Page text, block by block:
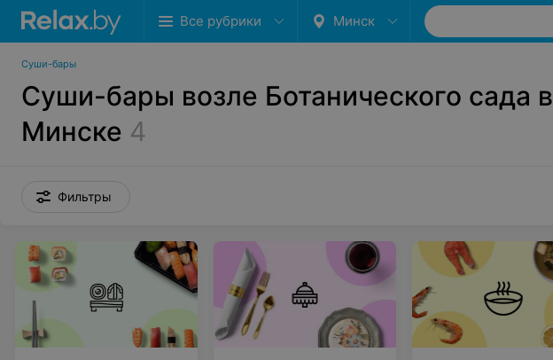
Все рубрики Минск
Суши-бары
Суши-бары возле Ботанического сада в
Минске 4
Фильтры